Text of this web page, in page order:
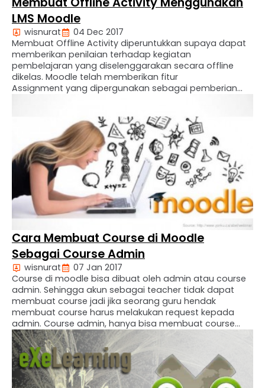
LMS Moodle
wisnurat
04 Dec 2017
Membuat Offline Activity diperuntukkan supaya dapat
memberikan penilaian terhadap kegiatan
pembelajaran yang diselenggarakan secara offline
dikelas. Moodle telah memberikan fitur
Assignment yang dipergunakan sebagai pemberian
Assignment Untuk dijadikan offline activity, maka perlu
dilakukan pengaturan pada Assignment. ~ Pertama ~
Masuk course dan …
Cara Membuat Course di Moodle
Sebagai Course Admin
wisnurat
07 Jan 2017
Course di moodle bisa dibuat oleh admin atau course
admin. Sehingga akun sebagai teacher tidak dapat
membuat course jadi jika seorang guru hendak
membuat course harus melakukan request kepada
admin. Course admin, hanya bisa membuat course
untuk dirinya sendiri. Jadi seorang guru jika ingin bisa
membuat course sendiri maka harus di berikan hak
akses sebagai …